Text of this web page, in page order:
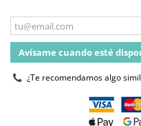
Avísame cuando esté
¿Te recomendamos algo